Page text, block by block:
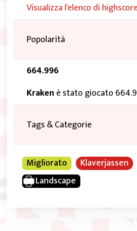
Visualizza l'elenco di
Popolarità
664.996
Kraken è stato giocato
Tags & Categorie
Migliorato Klaverjassen
Landscape